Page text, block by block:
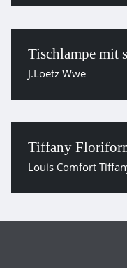
Tischlampe mit
J.Loetz Wwe
Tiffany
Louis Comfort